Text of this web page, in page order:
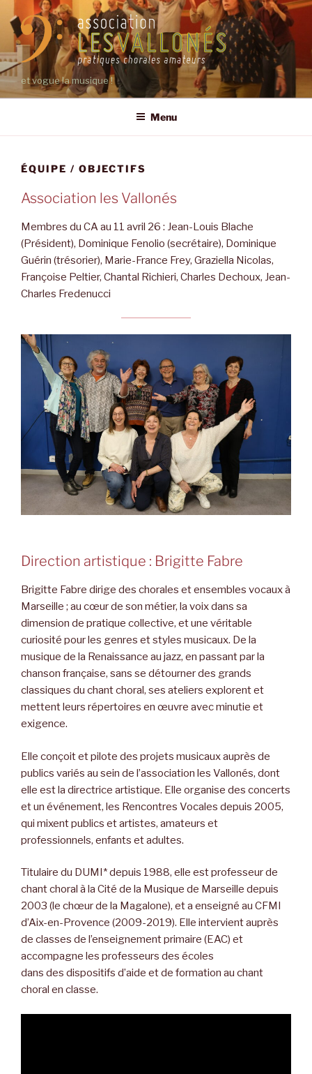
au
contenu
principal
et vogue la musique !
Menu
ÉQUIPE / OBJECTIFS
Association les Vallonés
Membres du CA au 11 avril 26 : Jean-Louis Blache
(Président), Dominique Fenolio (secrétaire), Dominique
Guérin (trésorier), Marie-France Frey, Graziella Nicolas,
Françoise Peltier, Chantal Richieri, Charles Dechoux, Jean-
Charles Fredenucci
Direction artistique : Brigitte Fabre
Brigitte Fabre dirige des chorales et ensembles vocaux à
Marseille ; au cœur de son métier, la voix dans sa
dimension de pratique collective, et une véritable
curiosité pour les genres et styles musicaux. De la
musique de la Renaissance au jazz, en passant par la
chanson française, sans se détourner des grands
classiques du chant choral, ses ateliers explorent et
mettent leurs répertoires en œuvre avec minutie et
exigence.
Elle conçoit et pilote des projets musicaux auprès de
publics variés au sein de l’association les Vallonés, dont
elle est la directrice artistique. Elle organise des concerts
et un événement, les Rencontres Vocales depuis 2005,
qui mixent publics et artistes, amateurs et
professionnels, enfants et adultes.
Titulaire du DUMI* depuis 1988, elle est professeur de
chant choral à la Cité de la Musique de Marseille depuis
2003 (le chœur de la Magalone), et a enseigné au CFMI
d’Aix-en-Provence (2009-2019). Elle intervient auprès
de classes de l’enseignement primaire (EAC) et
accompagne les professeurs des écoles
dans des dispositifs d’aide et de formation au chant
choral en classe.